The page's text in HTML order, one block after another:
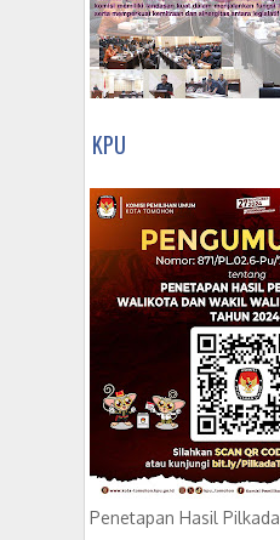
KPU
Penetapan Hasil Pilkada